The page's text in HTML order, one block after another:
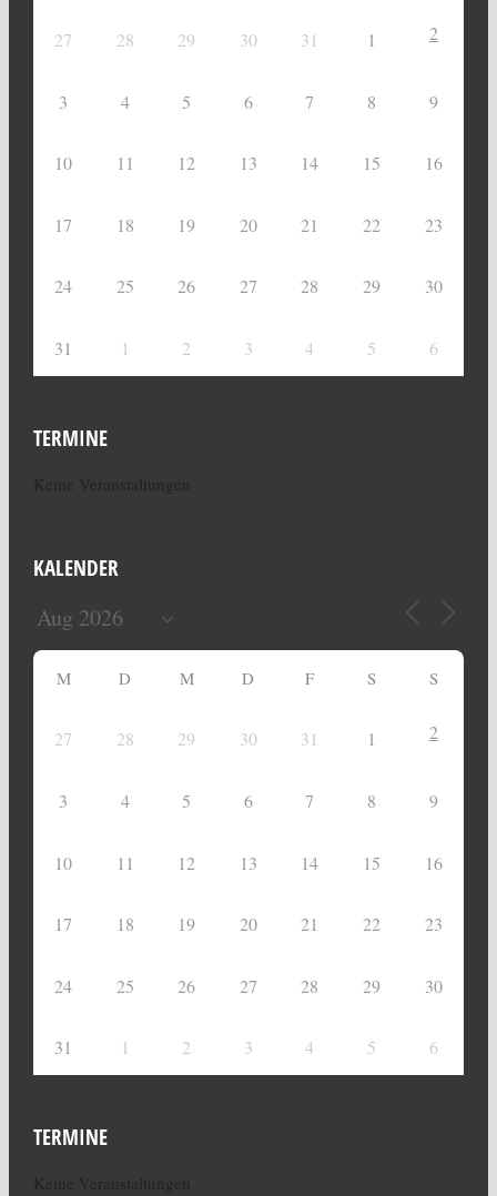
27 28 29 30 31 1 2
3 4 5 6 7 8 9
10 11 12 13 14 15 16
17 18 19 20 21 22 23
24 25 26 27 28 29 30
31 1 2 3 4 5 6
TERMINE
KALENDER
M D M D F S S
27 28 29 30 31 1 2
3 4 5 6 7 8 9
10 11 12 13 14 15 16
17 18 19 20 21 22 23
24 25 26 27 28 29 30
31 1 2 3 4 5 6
TERMINE